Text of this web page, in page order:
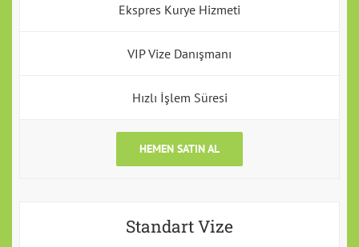
Ekspres Kurye Hizmeti
VIP Vize Danışmanı
Hızlı İşlem Süresi
HEMEN SATIN AL
Standart Vize